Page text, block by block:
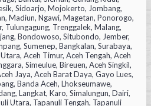
Sidoarjo, Mojokerto, Jombang,
Madiun, Ngawi, Magetan, Ponorogo,
Tulungagung, Trenggalek, Malang,
Bondowoso, Situbondo, Jember,
Sumenep, Bangkalan, Surabaya,
Aceh Timur, Aceh Tengah, Aceh
Simeulue, Bireuen, Aceh Singkil,
Jaya, Aceh Barat Daya, Gayo Lues,
Banda Aceh, Lhokseumawe,
Langkat, Karo, Simalungun, Dairi,
Utara, Tapanuli Tengah, Tapanuli